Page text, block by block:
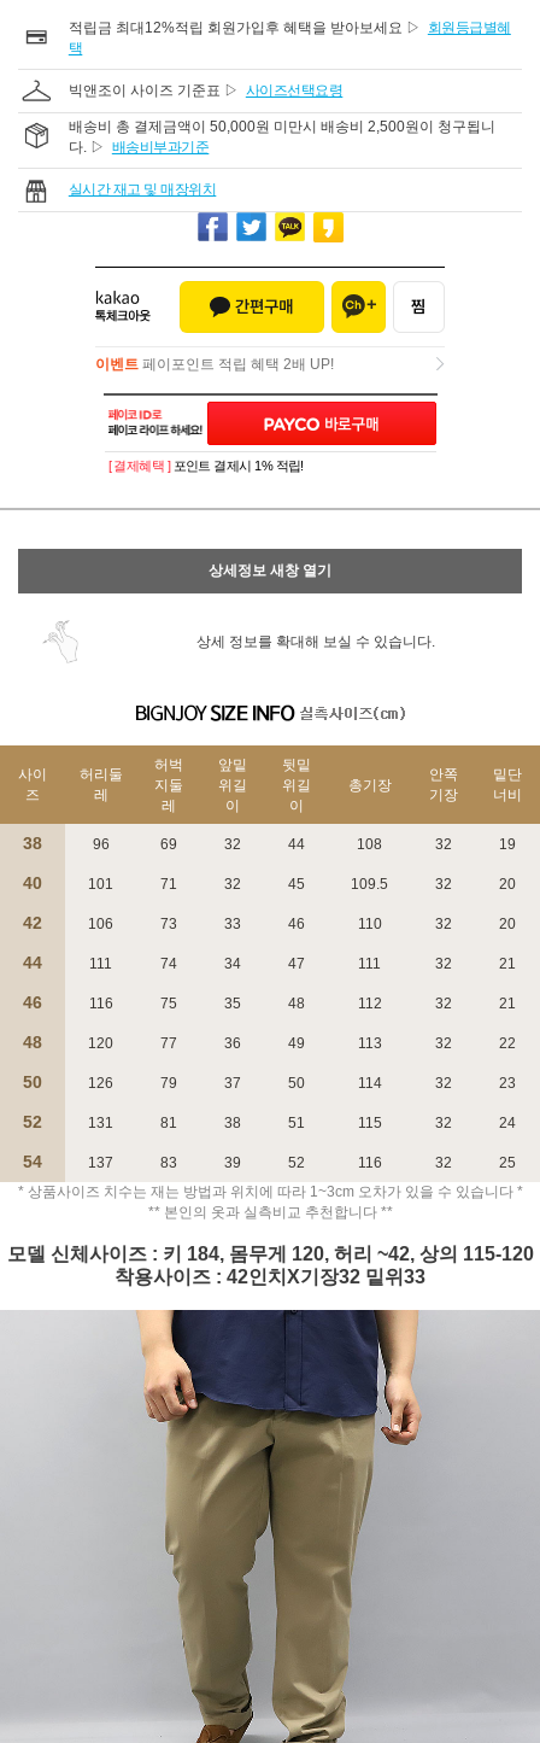
적립금 최대12%적립 회원가입후 혜택을 받아보세요 ▷
회원등급별혜
택
빅앤조이 사이즈 기준표 ▷ 사이즈선택요령
배송비 총 결제금액이 50,000원 미만시 배송비 2,500원이 청구됩니
다. ▷ 배송비부과기준
실시간 재고 및 매장위치
이벤트 페이포인트 적립 혜택 2배 UP!
이벤트페이포인트 적립 혜택 2배 UP!
페이코 ID로 페
[ 결제혜택 ] 포인트 결제시 1% 적립!
상세정보 새창 열기
상세 정보를 확대해 보실 수 있습니다.
사이
즈
허리둘
레
허벅
지둘
레
앞밑
위길
이
뒷밑
위길
이
총기장
안쪽
기장
밑단
너비
38 96 69 32 44 108 32 19
40 101 71 32 45 109.5 32 20
42 106 73 33 46 110 32 20
44 111 74 34 47 111 32 21
46 116 75 35 48 112 32 21
48 120 77 36 49 113 32 22
50 126 79 37 50 114 32 23
52 131 81 38 51 115 32 24
54 137 83 39 52 116 32
25
* 상품사이즈 치수는 재는 방법과 위치에 따라 1~3cm 오차가 있을 수 있습니다 *
** 본인의 옷과 실측비교 추천합니다 **
모델 신체사이즈 : 키 184, 몸무게 120, 허리 ~42, 상의 115-120
착용사이즈 : 42인치X기장32 밑위33